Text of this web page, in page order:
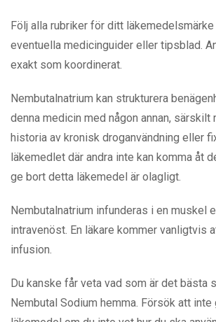
Följ alla rubriker för ditt läkemedelsmärke
eventuella medicinguider eller tipsblad.
exakt som koordinerat.
Nembutalnatrium kan strukturera
denna medicin med någon annan, särskilt
historia av kronisk droganvändning eller
läkemedlet där andra inte kan komma åt
ge bort detta läkemedel är olagligt.
Nembutalnatrium infunderas i en muskel
intravenöst. En läkare kommer vanligtvis
infusion.
Du kanske får veta vad som är det bästa
Nembutal Sodium hemma. Försök att